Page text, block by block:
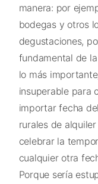
manera: por
bodegas y otros
degustaciones,
fundamental de
lo más
insuperable para
importar fecha
rurales de
celebrar la
cualquier otra
Porque sería